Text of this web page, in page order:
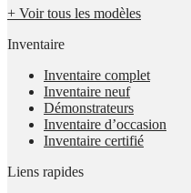
+ Voir tous les modèles
Inventaire
Inventaire complet
Inventaire neuf
Démonstrateurs
Inventaire d’occasion
Inventaire certifié
Liens rapides